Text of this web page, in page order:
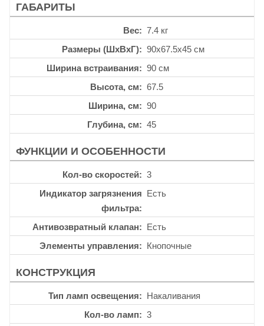
ГАБАРИТЫ
Вес
7.4 кг
Размеры (ШхВхГ)
90x67.5x45 см
Ширина встраивания
90 см
Высота, см
67.5
Ширина, см
90
Глубина, см
45
ФУНКЦИИ И ОСОБЕННОСТИ
Кол-во скоростей
3
Индикатор загрязнения
фильтра
Есть
Антивозвратный клапан
Есть
Элементы управления
Кнопочные
КОНСТРУКЦИЯ
Тип ламп освещения
Накаливания
Кол-во ламп
3